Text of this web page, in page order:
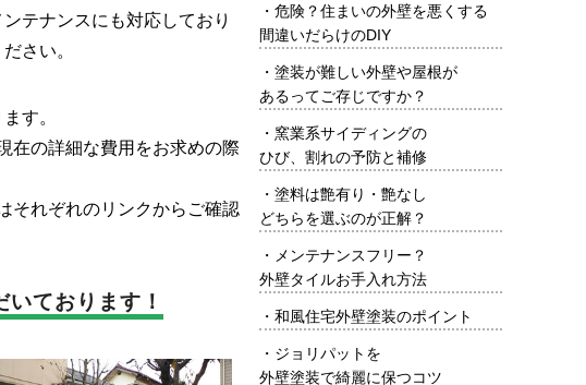
テナンスにも対応しており
さい。
す。
在の詳細な費用をお求めの際
それぞれのリンクからご確認
ております！
・ 危険？住まいの外壁を悪くする
間違いだらけのDIY
・ 塗装が難しい外壁や屋根が
あるってご存じですか？
・ 窯業系サイディングの
ひび、割れの予防と補修
・ 塗料は艶有り・艶なし
どちらを選ぶのが正解？
・ メンテナンスフリー？
外壁タイルお手入れ方法
・ 和風住宅外壁塗装のポイント
・ ジョリパットを
外壁塗装で綺麗に保つコツ